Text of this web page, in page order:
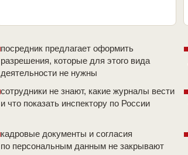
посредник предлагает оформить
разрешения, которые для этого вида
деятельности не нужны
сотрудники не знают, какие журналы вести
и что показать инспектору по России
кадровые документы и согласия
по персональным данным не закрывают